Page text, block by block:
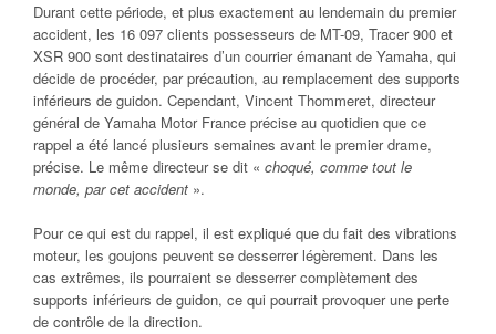
Durant cette période, et plus exactement au lendemain du premier
accident, les 16 097 clients possesseurs de MT-09, Tracer 900 et
XSR 900 sont destinataires d’un courrier émanant de Yamaha, qui
décide de procéder, par précaution, au remplacement des supports
inférieurs de guidon. Cependant, Vincent Thommeret, directeur
général de Yamaha Motor France précise au quotidien que ce
rappel a été lancé plusieurs semaines avant le premier drame,
précise. Le même directeur se dit « choqué, comme tout le
monde, par cet accident ».
Pour ce qui est du rappel, il est expliqué que du fait des vibrations
moteur, les goujons peuvent se desserrer légèrement. Dans les
cas extrêmes, ils pourraient se desserrer complètement des
supports inférieurs de guidon, ce qui pourrait provoquer une perte
de contrôle de la direction.